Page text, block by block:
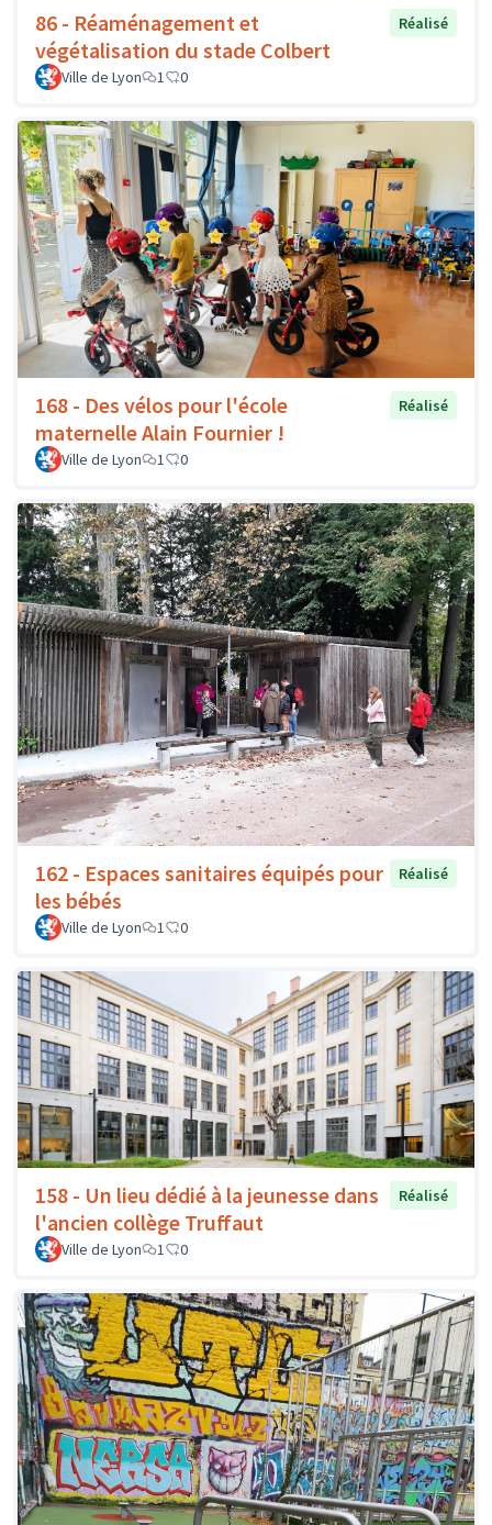
86 - Réaménagement et
végétalisation du stade Colbert
Réalisé
Ville de Lyon 1 0
168 - Des vélos pour l'école
maternelle Alain Fournier !
Réalisé
Ville de Lyon 1 0
162 - Espaces sanitaires équipés pour
les bébés
Réalisé
Ville de Lyon 1 0
158 - Un lieu dédié à la jeunesse dans
l'ancien collège Truffaut
Réalisé
Ville de Lyon 1 0